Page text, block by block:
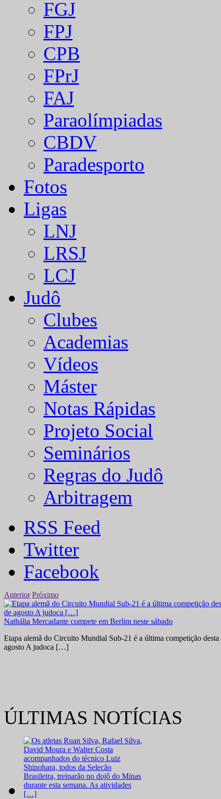
FGJ
FPJ
CPB
FPrJ
FAJ
Paraolímpiadas
CBDV
Paradesporto
Fotos
Ligas
LNJ
LRSJ
LCJ
Judô
Clubes
Academias
Vídeos
Máster
Notas Rápidas
Projeto Social
Seminários
Regras do Judô
Arbitragem
RSS Feed
Twitter
Facebook
Anterior Próximo
Nathália Mercadante compete em Berlim neste sábado
Etapa alemã do Circuito Mundial Sub-21 é a última competição
agosto A judoca […]
ÚLTIMAS NOTÍCIAS